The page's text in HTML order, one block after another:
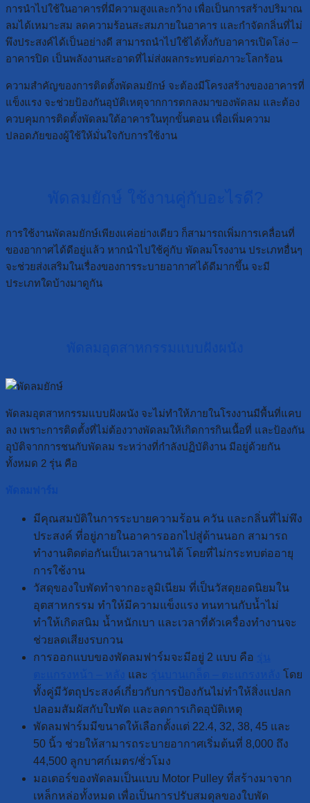
การนำไปใช้ในอาคารที่มีความสูงและกว้าง เพื่อเป็นการสร้างปริมาณ
ลมได้เหมาะสม ลดความร้อนสะสมภายในอาคาร และกำจัดกลิ่นที่ไม่
พึงประสงค์ได้เป็นอย่างดี สามารถนำไปใช้ได้ทั้งกับอาคารเปิดโล่ง –
อาคารปิด เป็นพลังงานสะอาดที่ไม่ส่งผลกระทบต่อภาวะโลกร้อน
ความสำคัญของการติดตั้งพัดลมยักษ์ จะต้องมีโครงสร้างของอาคารที่
แข็งแรง จะช่วยป้องกันอุบัติเหตุจากการตกลงมาของพัดลม และต้อง
ควบคุมการติดตั้งพัดลมใต้อาคารในทุกขั้นตอน เพื่อเพิ่มความ
ปลอดภัยของผู้ใช้ให้มั่นใจกับการใช้งาน
การใช้งานพัดลมยักษ์เพียงแค่อย่างเดียว ก็สามารถเพิ่มการเคลื่อนที่
ของอากาศได้ดีอยู่แล้ว หากนำไปใช้คู่กับ พัดลมโรงงาน ประเภทอื่นๆ
จะช่วยส่งเสริมในเรื่องของการระบายอากาศได้ดีมากขึ้น จะมี
ประเภทใดบ้างมาดูกัน
พัดลมอุตสาหกรรมแบบฝังผนัง จะไม่ทำให้ภายในโรงงานมีพื้นที่แคบ
ลง เพราะการติดตั้งที่ไม่ต้องวางพัดลมให้เกิดการกินเนื้อที่ และป้องกัน
อุบัติจากการชนกับพัดลม ระหว่างที่กำลังปฏิบัติงาน มีอยู่ด้วยกัน
ทั้งหมด 2 รุ่น คือ
มีคุณสมบัติในการระบายความร้อน ควัน และกลิ่นที่ไม่พึง
ประสงค์ ที่อยู่ภายในอาคารออกไปสู่ด้านนอก สามารถ
ทำงานติดต่อกันเป็นเวลานานได้ โดยที่ไม่กระทบต่ออายุ
การใช้งาน
วัสดุของใบพัดทำจากอะลูมิเนียม ที่เป็นวัสดุยอดนิยมใน
อุตสาหกรรม ทำให้มีความแข็งแรง ทนทานกับน้ำไม่
ทำให้เกิดสนิม น้ำหนักเบา และเวลาที่ตัวเครื่องทำงานจะ
ช่วยลดเสียงรบกวน
การออกแบบของพัดลมฟาร์มจะมีอยู่ 2 แบบ คือ
และ
โดย
ทั้งคู่มีวัตถุประสงค์เกี่ยวกับการป้องกันไม่ทำให้สิ่งแปลก
ปลอมสัมผัสกับใบพัด และลดการเกิดอุบัติเหตุ
พัดลมฟาร์มมีขนาดให้เลือกตั้งแต่ 22.4, 32, 38, 45 และ
50 นิ้ว ช่วยให้สามารถระบายอากาศเริ่มต้นที่ 8,000 ถึง
44,500 ลูกบาศก์เมตร/ชั่วโมง
มอเตอร์ของพัดลมเป็นแบบ Motor Pulley ที่สร้างมาจาก
เหล็กหล่อทั้งหมด เพื่อเป็นการปรับสมดุลของใบพัด